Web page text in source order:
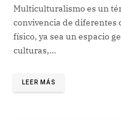
Multiculturalismo es un
convivencia de diferentes
físico, ya sea un espacio
culturas,…
LEER MÁS